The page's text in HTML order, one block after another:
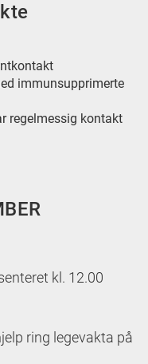
immunsupprimerte
regelmessig kontakt
kl. 12.00
ring legevakta på